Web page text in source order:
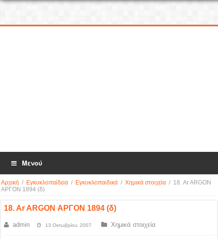
Μενού
Αρχική / Εγκυκλοπαίδεια / Εγκυκλοπαιδικά / Χημικά στοιχεία / 18. Ar ARGON
ΑΡΓΟΝ 1894 (δ)
18. Ar ARGON ΑΡΓΟΝ 1894 (δ)
admin 13 Οκτωβρίου, 2007 Χημικά στοιχεία